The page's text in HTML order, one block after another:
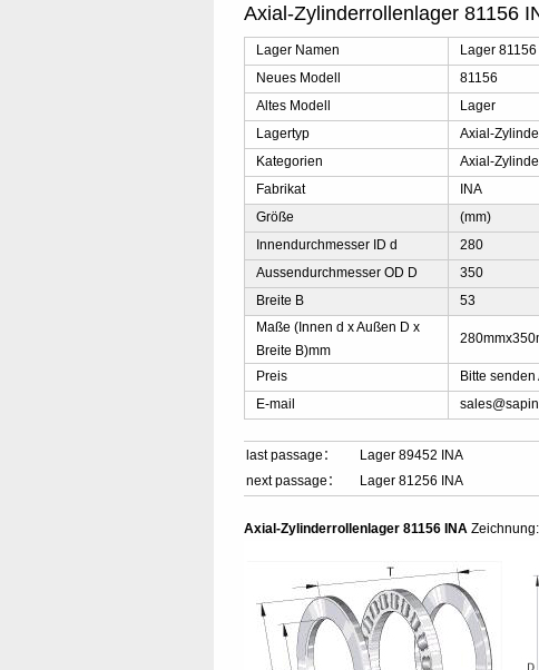
Axial-Zylinderrollenlager 81156
Lager Namen
Lager
Neues Modell
81156
Altes Modell
Lager
Lagertyp
Axial-
Kategorien
Axial-
Fabrikat
INA
Größe
(mm)
Innendurchmesser ID d
280
Aussendurchmesser OD D
350
Breite B
53
Maße (Innen d x Außen D x
Breite B)mm
Preis
Bitte
E-mail
last passage：
Lager 89452 INA
next passage：
Lager 81256 INA
Axial-Zylinderrollenlager 81156 INA Zeichnung: